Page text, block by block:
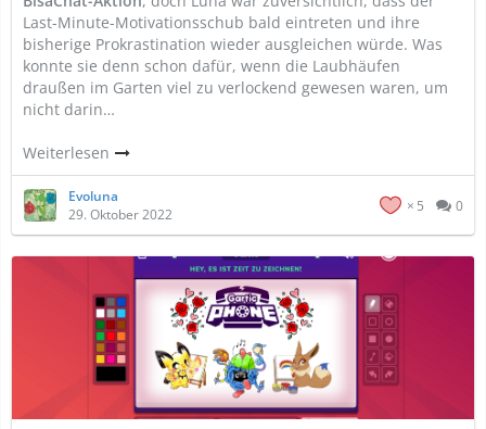
Last-Minute-Motivationsschub bald eintreten und ihre
bisherige Prokrastination wieder ausgleichen würde. Was
konnte sie denn schon dafür, wenn die Laubhäufen
draußen im Garten viel zu verlockend gewesen waren, um
nicht darin…
Weiterlesen
Evoluna
29. Oktober 2022
5 0